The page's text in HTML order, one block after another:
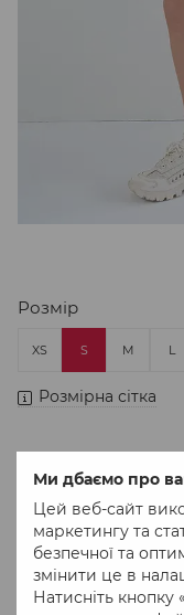
Ми дбаємо про
Цей веб-сайт
маркетингу та
безпечної та
змінити це в
Натисніть
Розмір
XS S M L
Розмірна сітка
Немає в наявності
618 грн
До